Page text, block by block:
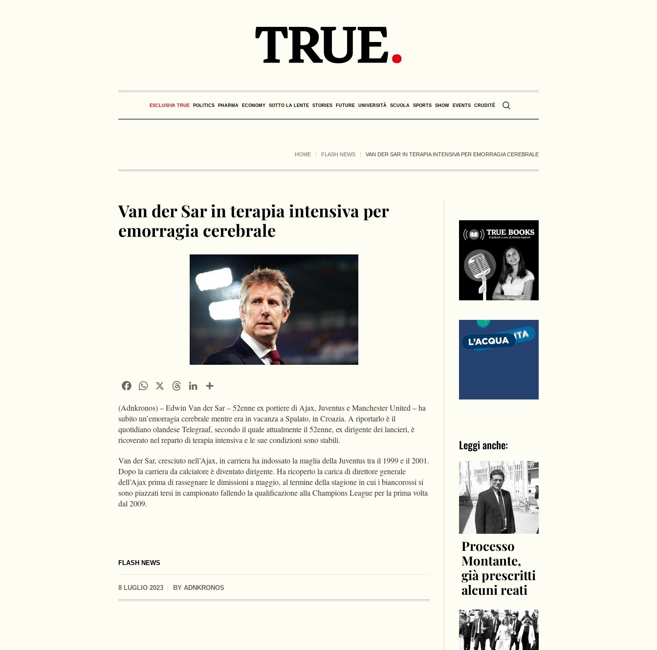
ESCLUSIVA TRUE POLITICS PHARMA ECONOMY SOTTO LA LENTE STORIES FUTURE UNIVERSITÀ SCUOLA SPORTS SHOW EVENTS CRUDITÈ
HOME FLASH NEWS VAN DER SAR IN TERAPIA INTENSIVA PER EMORRAGIA CEREBRALE
FLASH NEWS
Van der Sar in terapia intensiva per
emorragia cerebrale
8 LUGLIO 2023 BY ADNKRONOS
FacebookWhatsApp ThreadsLinkedIn
(Adnkronos) – Edwin Van der Sar – 52enne ex portiere di Ajax, Juventus e Manchester United – ha
subito un’emorragia cerebrale mentre era in vacanza a Spalato, in Croazia. A riportarlo è il
quotidiano olandese Telegraaf, secondo il quale attualmente il 52enne, ex dirigente dei lancieri, è
ricoverato nel reparto di terapia intensiva e le sue condizioni sono stabili.
Van der Sar, cresciuto nell’Ajax, in carriera ha indossato la maglia della Juventus tra il 1999 e il 2001.
Dopo la carriera da calciatore è diventato dirigente. Ha ricoperto la carica di direttore generale
dell’Ajax prima di rassegnare le dimissioni a maggio, al termine della stagione in cui i biancorossi si
sono piazzati tersi in campionato fallendo la qualificazione alla Champions League per la prima volta
dal 2009.
Leggi anche:
Processo
Montante,
già prescritti
alcuni reati